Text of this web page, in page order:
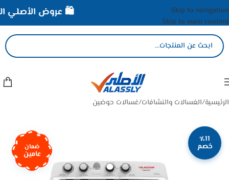
Skip to navigation
Skip to main content
الرئيسية/الغسالات والنشافات/غسالات حوضين
٪11
خصم ضمان
عامين
🛍️ عروض الأصلي